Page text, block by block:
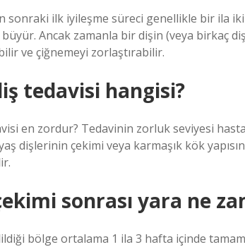
sonraki ilk iyileşme süreci genellikle bir ila
Ancak zamanla bir dişin (veya birkaç
ve çiğnemeyi zorlaştırabilir.
tedavisi hangisi?
en zordur? Tedavinin zorluk seviyesi
dişlerinin çekimi veya karmaşık kök
sonrası yara ne
bölge ortalama 1 ila 3 hafta içinde